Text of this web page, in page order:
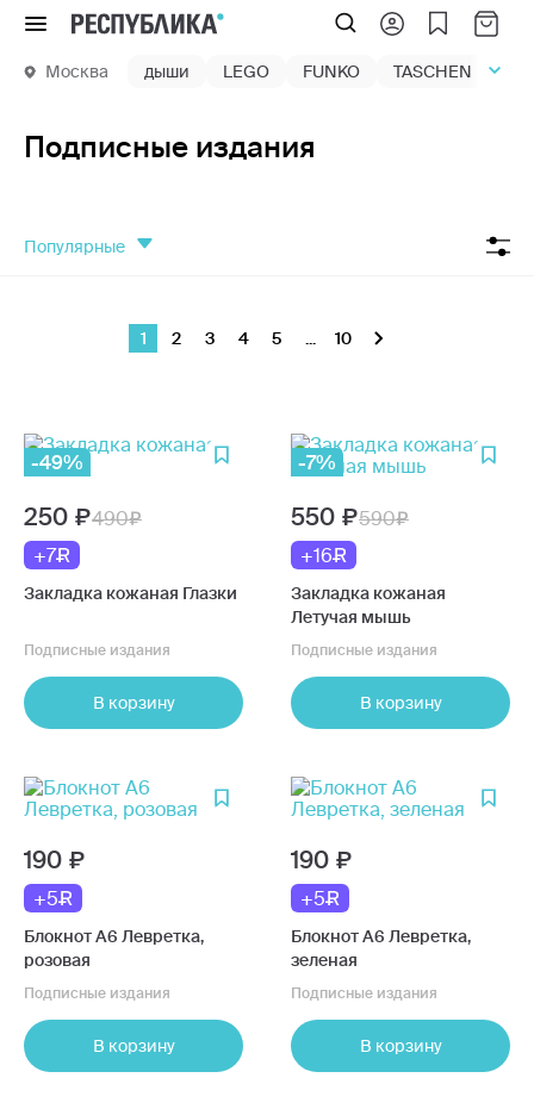
Меню
Москва дыши LEGO FUNKO TASCHEN
Подписные издания
популярные
1 2 3 4 5 10
-49%
250
490
+7
Закладка кожаная Глазки
Подписные издания
В корзину
-7%
550
590
+16
Закладка кожаная
Летучая мышь
Подписные издания
В корзину
190
+5
Блокнот А6 Левретка,
розовая
Подписные издания
В корзину
190
+5
Блокнот А6 Левретка,
зеленая
Подписные издания
В корзину